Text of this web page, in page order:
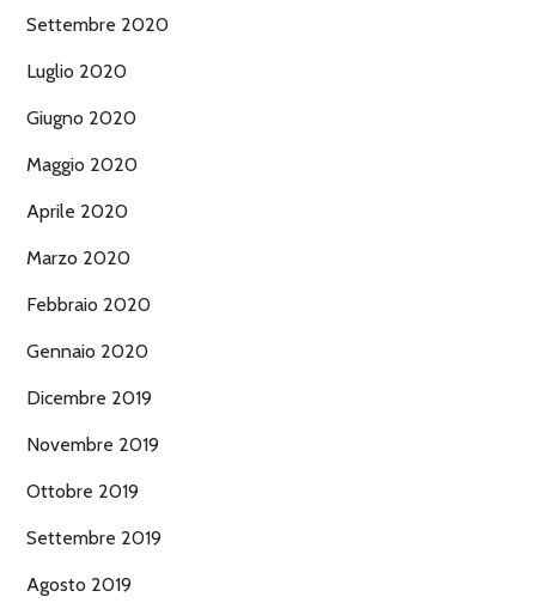
Settembre 2020
Luglio 2020
Giugno 2020
Maggio 2020
Aprile 2020
Marzo 2020
Febbraio 2020
Gennaio 2020
Dicembre 2019
Novembre 2019
Ottobre 2019
Settembre 2019
Agosto 2019